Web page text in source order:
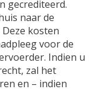
gecrediteerd.
naar de
kosten
voor de
Indien u
zal het
en – indien